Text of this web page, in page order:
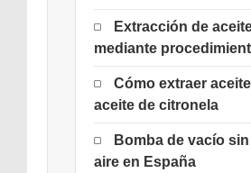
Extracción de
mediante
Cómo extraer
aceite de citronela
Bomba de vacío
aire en España